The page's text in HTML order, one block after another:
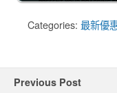
Categories: 最新優
Previous Post